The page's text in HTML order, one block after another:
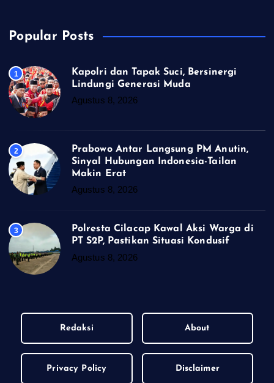
Popular Posts
1
Kapolri dan Tapak Suci, Bersinergi
Lindungi Generasi Muda
Agustus 8, 2026
2
Prabowo Antar Langsung PM Anutin,
Sinyal Hubungan Indonesia-Tailan
Makin Erat
Agustus 8, 2026
3
Polresta Cilacap Kawal Aksi Warga di
PT S2P, Pastikan Situasi Kondusif
Agustus 8, 2026
Redaksi About
Privacy Policy Disclaimer